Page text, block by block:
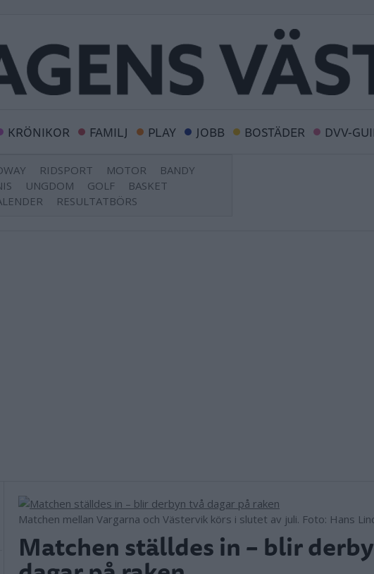
KRÖNIKOR FAMILJ PLAY JOBB BOSTÄDER DVV-
RIDSPORT MOTOR
BANDY
UNGDOM GOLF
BASKET
RESULTATBÖRS
Matchen mellan Vargarna och Västervik körs i slutet av juli. Foto: Hans
Matchen ställdes in – blir